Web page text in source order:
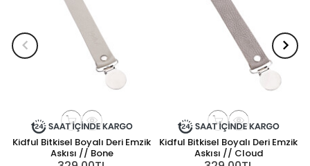
Kidful Bitkisel Boyalı Deri Emzik
Askısı // Bone
Kidful Bitkisel Boyalı Deri Emzik
Askısı // Cloud